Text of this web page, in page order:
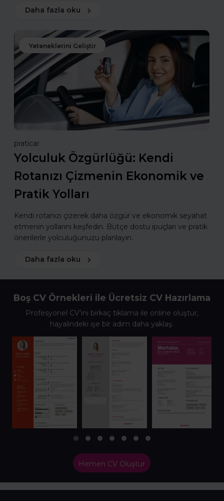
Daha fazla oku
Yeteneklerini Geliştir
praticar
Yolculuk Özgürlüğü: Kendi
Rotanızı Çizmenin Ekonomik ve
Pratik Yolları
Kendi rotanızı çizerek daha özgür ve ekonomik seyahat
etmenin yollarını keşfedin. Bütçe dostu ipuçları ve pratik
önerilerle yolculuğunuzu planlayın.
Daha fazla oku
Boş CV Örnekleri ile Ücretsiz CV Hazırlama
Profesyonel CV’ini birkaç tıklama ile online oluştur,
hayalindeki işe bir adım daha yaklaş.
Hemen CV Oluştur